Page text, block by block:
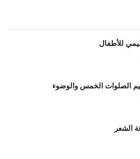
للأطفال
الصلوات الخمس والوضوء
الشعر